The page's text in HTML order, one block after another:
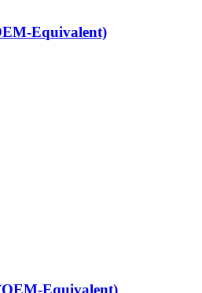
Equivalent)
Equivalent)